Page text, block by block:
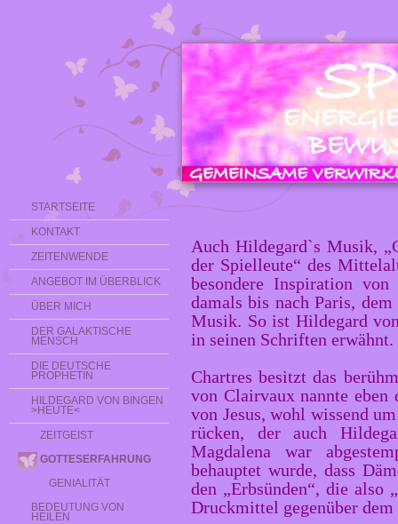
STARTSEITE
KONTAKT
ZEITENWENDE
ANGEBOT IM ÜBERBLICK
ÜBER MICH
DER GALAKTISCHE
MENSCH
DIE DEUTSCHE
PROPHETIN
HILDEGARD VON BINGEN
>HEUTE<
ZEITGEIST
GOTTESERFAHRUNG
GENIALITÄT
BEDEUTUNG VON
HEILEN
Auch Hildegard`s Musik,
der Spielleute“ des
besondere Inspiration
damals bis nach Paris,
Musik. So ist Hildegard
in seinen Schriften erwähnt.
Chartres besitzt das
von Clairvaux nannte
von Jesus, wohl wissend
rücken, der auch
Magdalena war
behauptet wurde, dass
den „Erbsünden“, die also
Druckmittel gegenüber